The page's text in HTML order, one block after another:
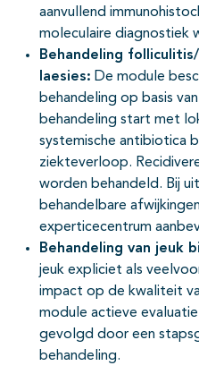
aanvullend
moleculaire diagnostiek
Behandeling
laesies: De module
behandeling op basis
behandeling start met
systemische antibiotica
ziekteverloop.
worden behandeld. Bij
behandelbare
experticecentrum
Behandeling van jeuk
jeuk expliciet als
impact op de kwaliteit
module actieve
gevolgd door een
behandeling.